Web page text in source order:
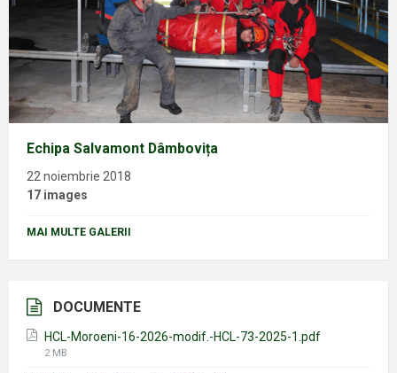
Echipa Salvamont Dâmbovița
22 noiembrie 2018
17 images
MAI MULTE GALERII
DOCUMENTE
HCL-Moroeni-16-2026-modif.-HCL-73-2025-1.pdf
File
2 MB